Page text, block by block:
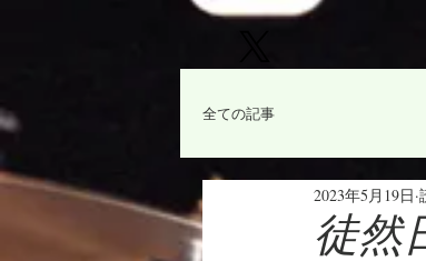
全ての記事
徒然
2023年5月19日